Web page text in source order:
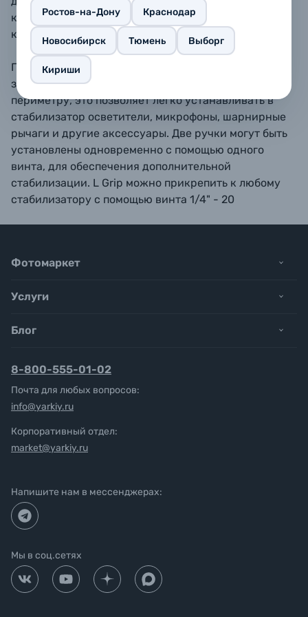
Ростов-на-Дону Краснодар
Новосибирск Тюмень Выборг
Кириши
качестве дополнительной ручки и опорного
кронштейна для аксессуаров.
Прочная ручка L Grip отличается эргономичным
захватом. Монтажная резьба 1/4" - 20 и 3/8" - 16 по
периметру, это позволяет легко устанавливать в
стабилизатор осветители, микрофоны, шарнирные
рычаги и другие аксессуары. Две ручки могут быть
установлены одновременно с помощью одного
винта, для обеспечения дополнительной
стабилизации. L Grip можно прикрепить к любому
стабилизатору с помощью винта 1/4" - 20
Фотомаркет
Услуги
Блог
8-800-555-01-02
Почта для любых вопросов:
info@yarkiy.ru
Корпоративный отдел:
market@yarkiy.ru
Напишите нам в мессенджерах:
Мы в соц.сетях